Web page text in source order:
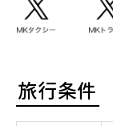
旅行条件